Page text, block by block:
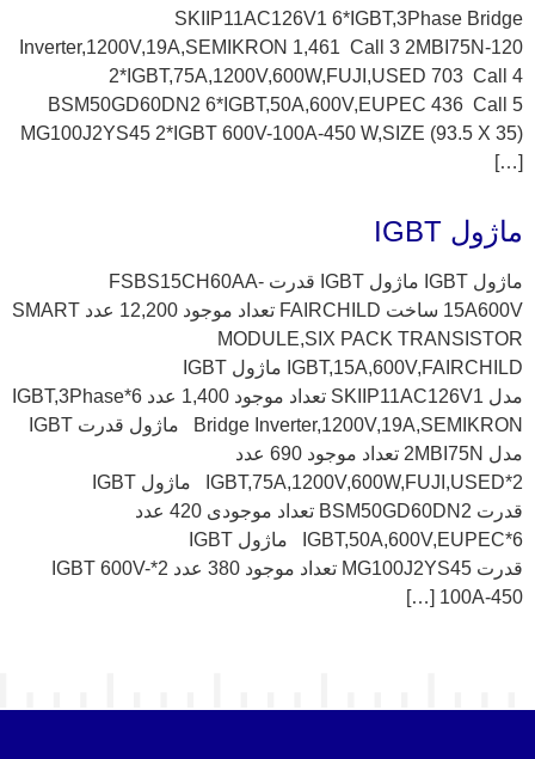
SKIIP11AC126V1 6*IGBT,3Phase Bridge
Inverter,1200V,19A,SEMIKRON 1,461 Call 3 2MBI75N-120
2*IGBT,75A,1200V,600W,FUJI,USED 703 Call 4
BSM50GD60DN2 6*IGBT,50A,600V,EUPEC 436 Call 5
MG100J2YS45 2*IGBT 600V-100A-450 W,SIZE (93.5 X 35)
[…]
ماژول IGBT
ماژول IGBT ماژول IGBT قدرت FSBS15CH60AA-
15A600V ساخت FAIRCHILD تعداد موجود 12,200 عدد SMART
MODULE,SIX PACK TRANSISTOR
IGBT,15A,600V,FAIRCHILD ماژول IGBT
مدل SKIIP11AC126V1 تعداد موجود 1,400 عدد 6*IGBT,3Phase
Bridge Inverter,1200V,19A,SEMIKRON ماژول قدرت IGBT
مدل 2MBI75N تعداد موجود 690 عدد
2*IGBT,75A,1200V,600W,FUJI,USED ماژول IGBT
قدرت BSM50GD60DN2 تعداد موجودی 420 عدد
6*IGBT,50A,600V,EUPEC ماژول IGBT
قدرت MG100J2YS45 تعداد موجود 380 عدد 2*IGBT 600V-
100A-450 […]